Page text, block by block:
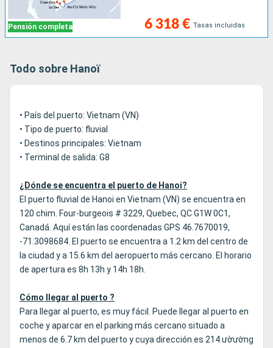
de la ciudad.
Durante tucruceropor
, la escala en Hanoï, te
descubrirá bellas mansiones de influencia francesa, como
Hanoï promete grandes descubrimientos. En el
saber más sobre los orígenes y la cultura de los
vietnamitas, puedes visitar el
Templo de la Literatura. Si viajas con niños, el espectáculo
de marionetas acuáticas
¿Va a hacer un crucero desde Hanoi? Aquí está la
información práctica sobre el puerto
Pensión completa 6 318 € Tasas incluidas
Todo sobre Hanoï
• País del puerto: Vietnam (VN)
• Tipo de puerto: fluvial
• Destinos principales: Vietnam
• Terminal de salida: G8
¿Dónde se encuentra el puerto de Hanoi?
El puerto fluvial de Hanoi en Vietnam (VN) se encuentra en
120 chim. Four-burgeois # 3229, Quebec, QC G1W 0C1,
Canadá. Aquí están las coordenadas GPS 46.7670019,
-71.3098684. El puerto se encuentra a 1.2 km del centro de
la ciudad y a 15.6 km del aeropuerto más cercano. El horario
de apertura es 8h 13h y 14h 18h.
Cómo llegar al puerto ?
Para llegar al puerto, es muy fácil. Puede llegar al puerto en
coche y aparcar en el parking más cercano situado a
menos de 6.7 km del puerto y cuya dirección es 214 ườường